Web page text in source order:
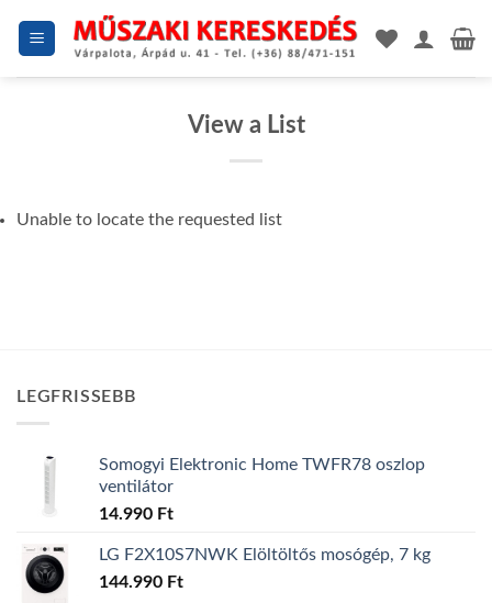
View a List
Unable to locate the requested list
LEGFRISSEBB
Somogyi Elektronic Home TWFR78 oszlop
ventilátor
14.990 Ft
LG F2X10S7NWK Elöltöltős mosógép, 7 kg
144.990 Ft